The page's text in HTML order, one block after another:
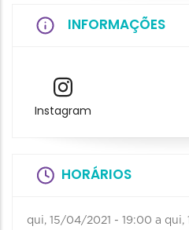
INFORMAÇÕES
Instagram
HORÁRIOS
qui, 15/04/2021 - 19:00 a qui,